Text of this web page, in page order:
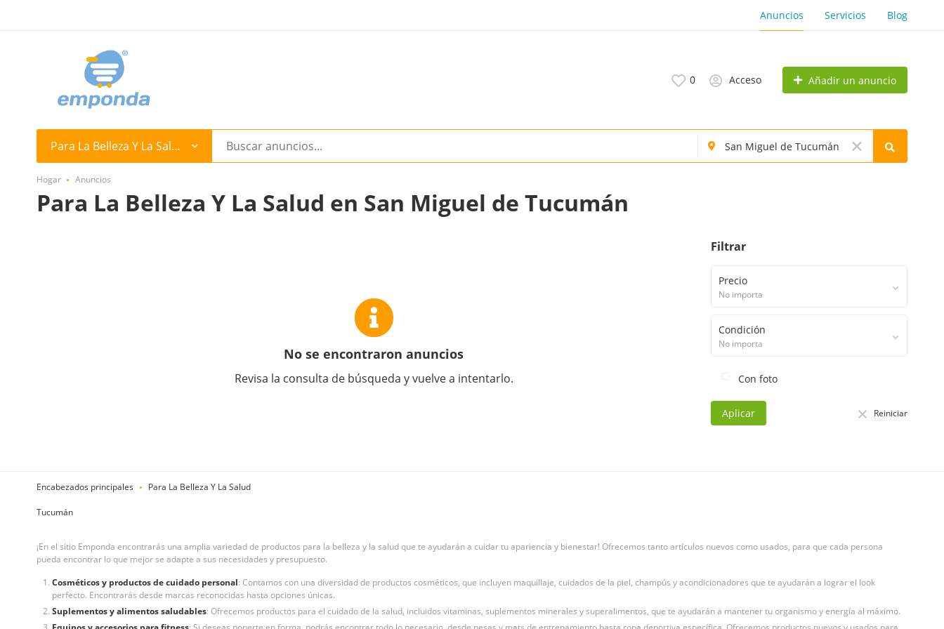
Anuncios Servicios Blog
0 Acceso Añadir un anuncio
Para La Belleza Y La Salud
Hogar Anuncios
Para La Belleza Y La Salud en San Miguel de Tucumán
No se encontraron anuncios
Revisa la consulta de búsqueda y vuelve a intentarlo.
Filtrar
Precio
No importa
Condición
No importa
Con foto
Aplicar Reiniciar
Encabezados principales Para La Belleza Y La Salud
Tucumán
¡En el sitio Emponda encontrarás una amplia variedad de productos para la belleza y la salud que te ayudarán a cuidar tu apariencia y bienestar! Ofrecemos tanto artículos nuevos como usados, para que cada persona
pueda encontrar lo que mejor se adapte a sus necesidades y presupuesto.
Cosméticos y productos de cuidado personal: Contamos con una diversidad de productos cosméticos, que incluyen maquillaje, cuidados de la piel, champús y acondicionadores que te ayudarán a lograr el look
perfecto. Encontrarás desde marcas reconocidas hasta opciones únicas.
Suplementos y alimentos saludables: Ofrecemos productos para el cuidado de la salud, incluidos vitaminas, suplementos minerales y superalimentos, que te ayudarán a mantener tu organismo y energía al máximo.